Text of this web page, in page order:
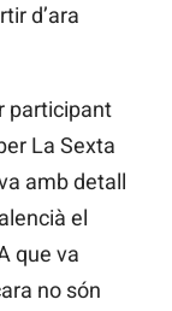
d’ara
participant
La Sexta
amb detall
el
que va
no són